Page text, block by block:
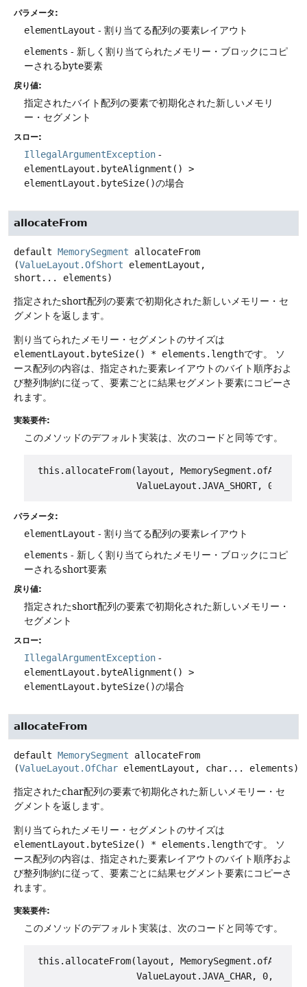
パラメータ:
elementLayout - 割り当てる配列の要素レイアウト
elements - 新しく割り当てられたメモリー・ブロックにコピ
ーされるbyte要素
戻り値:
指定されたバイト配列の要素で初期化された新しいメモリ
ー・セグメント
スロー:
IllegalArgumentException -
elementLayout.byteAlignment() >
elementLayout.byteSize()の場合
allocateFrom
default MemorySegment
allocateFrom
(ValueLayout.OfShort elementLayout,
short... elements)
指定されたshort配列の要素で初期化された新しいメモリー・セ
グメントを返します。
割り当てられたメモリー・セグメントのサイズは
elementLayout.byteSize() * elements.lengthです。
ソ
ース配列の内容は、指定された要素レイアウトのバイト順序およ
び整列制約に従って、要素ごとに結果セグメント要素にコピーさ
れます。
実装要件:
このメソッドのデフォルト実装は、次のコードと同等です。
this.allocateFrom(layout,
パラメータ:
elementLayout - 割り当てる配列の要素レイアウト
elements - 新しく割り当てられたメモリー・ブロックにコピ
ーされるshort要素
戻り値:
指定されたshort配列の要素で初期化された新しいメモリー・
セグメント
スロー:
IllegalArgumentException -
elementLayout.byteAlignment() >
elementLayout.byteSize()の場合
allocateFrom
default MemorySegment
allocateFrom
(ValueLayout.OfChar elementLayout, char... elements)
指定されたchar配列の要素で初期化された新しいメモリー・セ
グメントを返します。
割り当てられたメモリー・セグメントのサイズは
elementLayout.byteSize() * elements.lengthです。
ソ
ース配列の内容は、指定された要素レイアウトのバイト順序およ
び整列制約に従って、要素ごとに結果セグメント要素にコピーさ
れます。
実装要件:
このメソッドのデフォルト実装は、次のコードと同等です。
this.allocateFrom(layout,